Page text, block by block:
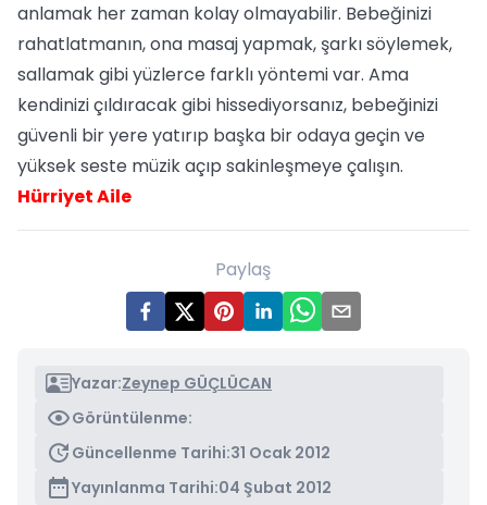
anlamak her zaman kolay olmayabilir. Bebeğinizi
rahatlatmanın, ona masaj yapmak, şarkı söylemek,
sallamak gibi yüzlerce farklı yöntemi var. Ama
kendinizi çıldıracak gibi hissediyorsanız, bebeğinizi
güvenli bir yere yatırıp başka bir odaya geçin ve
yüksek seste müzik açıp sakinleşmeye çalışın.
Hürriyet Aile
Paylaş
Yazar:Zeynep GÜÇLÜCAN
Görüntülenme:
Güncellenme Tarihi:31 Ocak 2012
Yayınlanma Tarihi:04 Şubat 2012